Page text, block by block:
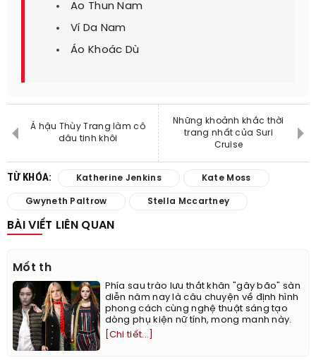
Ao Thun Nam
Ví Da Nam
Áo Khoác Dù
Á hậu Thùy Trang làm cô
dâu tinh khôi
Những khoảnh khắc thời
trang nhất của Suri
Cruise
TỪ KHÓA: Katherine Jenkins Kate Moss
Gwyneth Paltrow Stella Mccartney
BÀI VIẾT LIÊN QUAN
Mốt th
Phía sau trào lưu thắt khăn "gây bão" sàn
diễn năm nay là câu chuyện về định hình
phong cách cùng nghệ thuật sáng tạo
dòng phụ kiện nữ tính, mong manh này.
[Chi tiết...]